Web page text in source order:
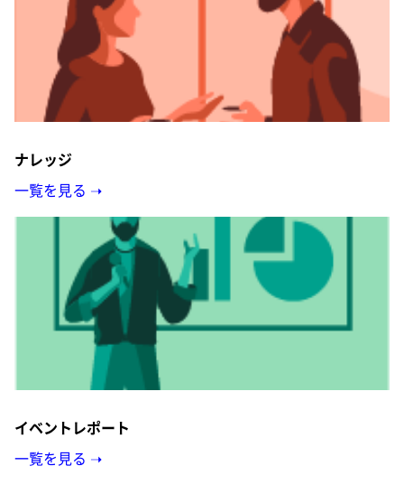
ナレッジ
一覧を見る ➝
イベントレポート
一覧を見る ➝